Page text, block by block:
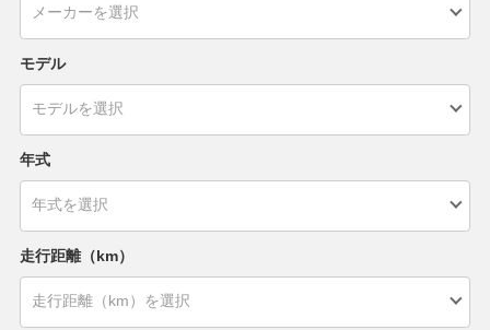
モデル
年式
走行距離（km）